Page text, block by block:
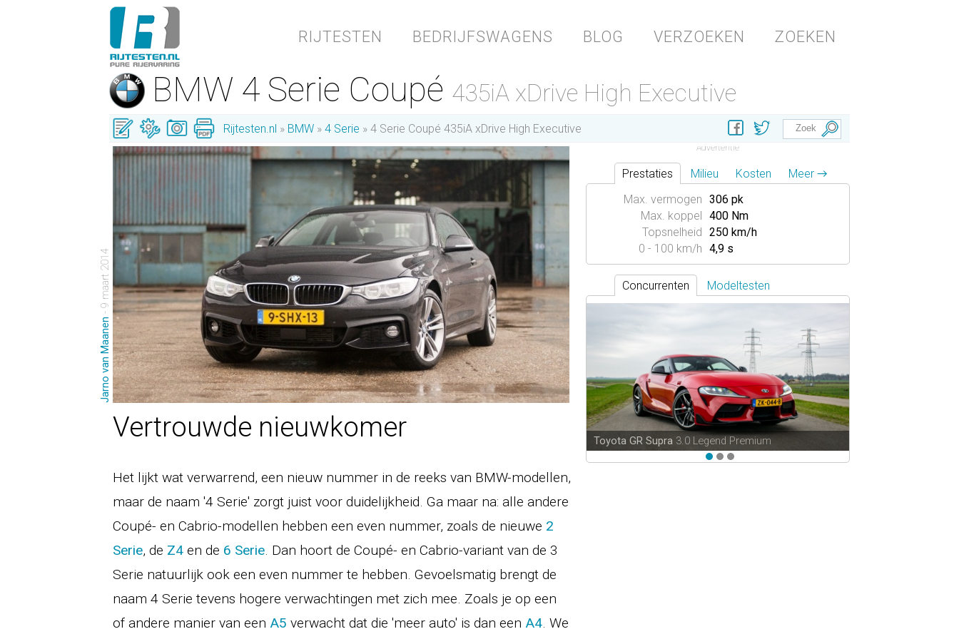
RIJTESTEN BEDRIJFSWAGENS BLOG VERZOEKEN ZOEKEN
BMW 4 Serie Coupé 435iA xDrive High Executive
Rijtesten.nl BMW 4 Serie 4 Serie Coupé 435iA xDrive High Executive
Jarno van Maanen
- 9 maart 2014
Vertrouwde nieuwkomer
Het lijkt wat verwarrend, een nieuw nummer in de reeks van BMW-modellen,
maar de naam '4 Serie' zorgt juist voor duidelijkheid. Ga maar na: alle andere
Coupé- en Cabrio-modellen hebben een even nummer, zoals de nieuwe 2
Serie, de Z4 en de 6 Serie. Dan hoort de Coupé- en Cabrio-variant van de 3
Serie natuurlijk ook een even nummer te hebben. Gevoelsmatig brengt de
naam 4 Serie tevens hogere verwachtingen met zich mee. Zoals je op een
of andere manier van een A5 verwacht dat die 'meer auto' is dan een A4. We
Prestaties Milieu Kosten
Meer →
Max. vermogen 306 pk
Max. koppel 400 Nm
Topsnelheid 250 km/h
0 - 100 km/h 4,9 s
Concurrenten Modeltesten
Audi A52.0 TFSI quattro Pro Line S